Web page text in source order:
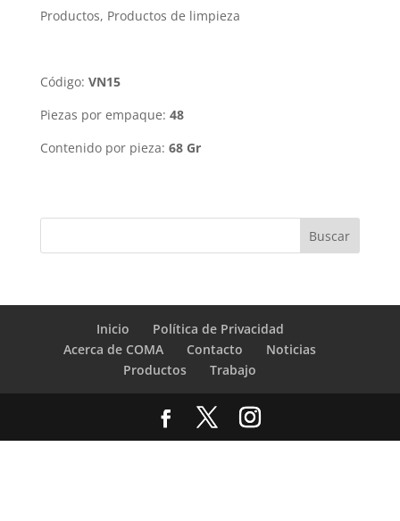
Productos, Productos de limpieza
Código: VN15
Piezas por empaque: 48
Contenido por pieza: 68 Gr
Inicio
Política de Privacidad
Acerca de COMA
Contacto
Noticias
Productos
Trabajo